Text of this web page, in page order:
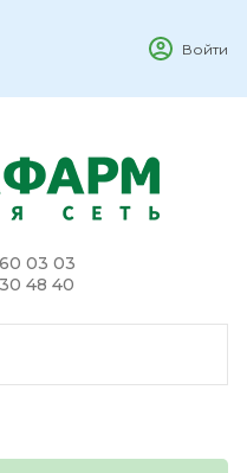
Войти
03 03
48 40